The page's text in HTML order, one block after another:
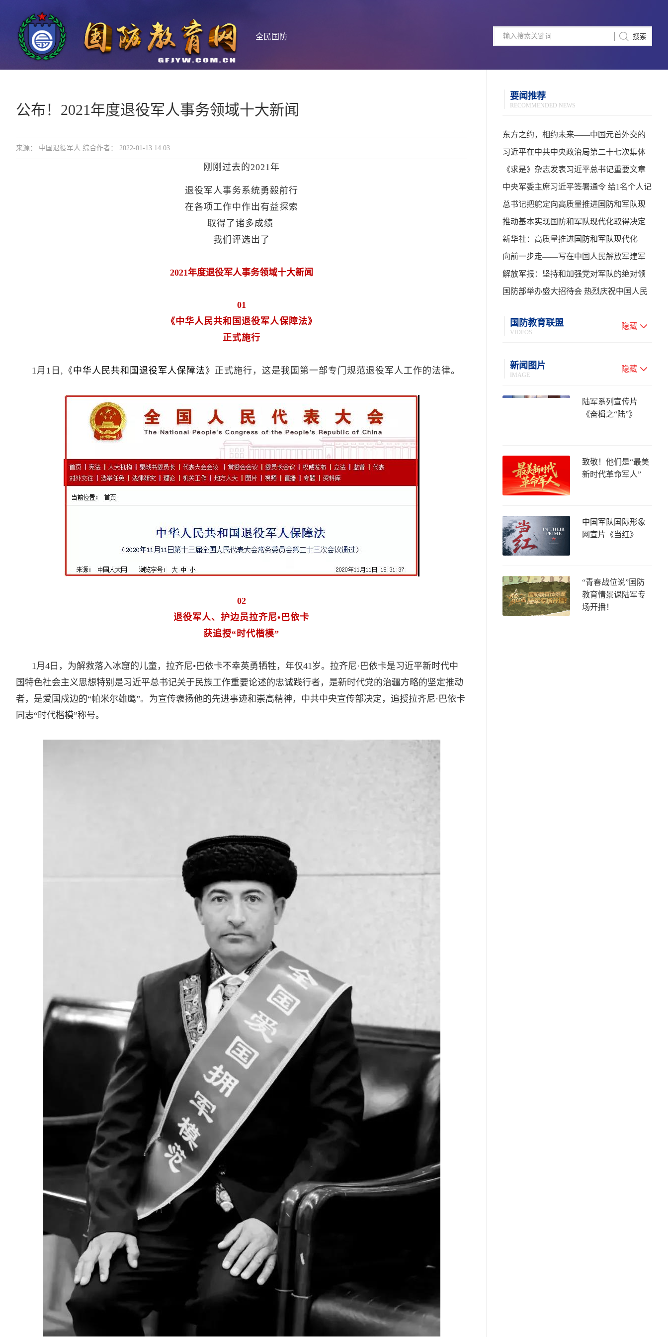
全民国防
公布！2021年度退役军人事务领域十大新闻
来源： 中国退役军人 综合作者： 2022-01-13 14:03
刚刚过去的2021年
退役军人事务系统勇毅前行
在各项工作中作出有益探索
取得了诸多成绩
我们评选出了
2021年度退役军人事务领域十大新闻
01
《中华人民共和国退役军人保障法》
正式施行
1月1日,《中华人民共和国退役军人保障法》正式施行，这是我国第一部专门规范退役军人工作的法律。
02
退役军人、护边员拉齐尼•巴依卡
获追授“时代楷模”
1月4日，为解救落入冰窟的儿童，拉齐尼•巴依卡不幸英勇牺牲，年仅41岁。拉齐尼·巴依卡是习近平新时代中
国特色社会主义思想特别是习近平总书记关于民族工作重要论述的忠诚践行者，是新时代党的治疆方略的坚定推动
者，是爱国戍边的“帕米尔雄鹰”。为宣传褒扬他的先进事迹和崇高精神，中共中央宣传部决定，追授拉齐尼·巴依卡
同志“时代楷模”称号。
要闻推荐
RECOMMENDED NEWS
东方之约，相约未来——中国元首外交的
世界情怀与大国气派
习近平在中共中央政治局第二十七次集体
学习时强调 强化政治引领 深化创新发展 高
质量推进国防和军队现代化
《求是》杂志发表习近平总书记重要文章
中央军委主席习近平签署通令 给1名个人记
功
总书记把舵定向高质量推进国防和军队现
代化
推动基本实现国防和军队现代化取得决定
性进展——学习贯彻习主席在中共中央政
治局第二十七次集体学习时的重要讲话
新华社：高质量推进国防和军队现代化
向前一步走——写在中国人民解放军建军
99周年之际
解放军报：坚持和加强党对军队的绝对领
导 高质量推进国防和军队现代化
国防部举办盛大招待会 热烈庆祝中国人民
国防教育联盟
VIDEOS
隐藏
新闻图片
IMAGE
隐藏
陆军系列宣传片
《奋楫之“陆”》
致敬！他们是“最美
新时代革命军人”
中国军队国际形象
网宣片《当红》
“青春战位说”国防
教育情景课陆军专
场开播！